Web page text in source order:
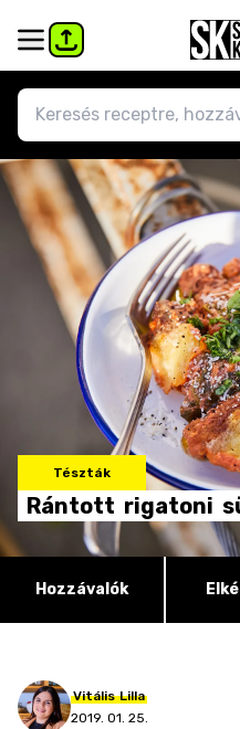
Tészták
Rántott rigatoni
Hozzávalók
Vitális Lilla
2019. 01. 25.